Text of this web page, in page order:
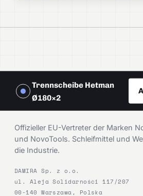
Trennscheibe Hetman
Ø180×2
DAMIRA
Offizieller EU-Vertreter der Marken
und NovoTools. Schleifmittel und
die Industrie.
DAMIRA Sp. z o.o.
ul. Aleja Solidarności 117/207
00-140 Warszawa, Polska